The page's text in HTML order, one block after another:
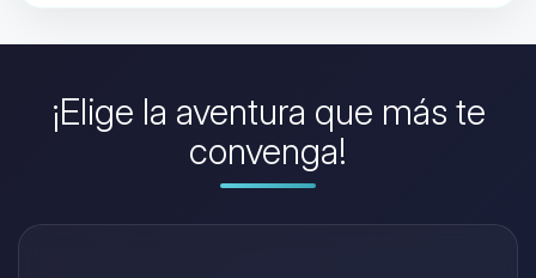
¡Elige la aventura que más te
convenga!